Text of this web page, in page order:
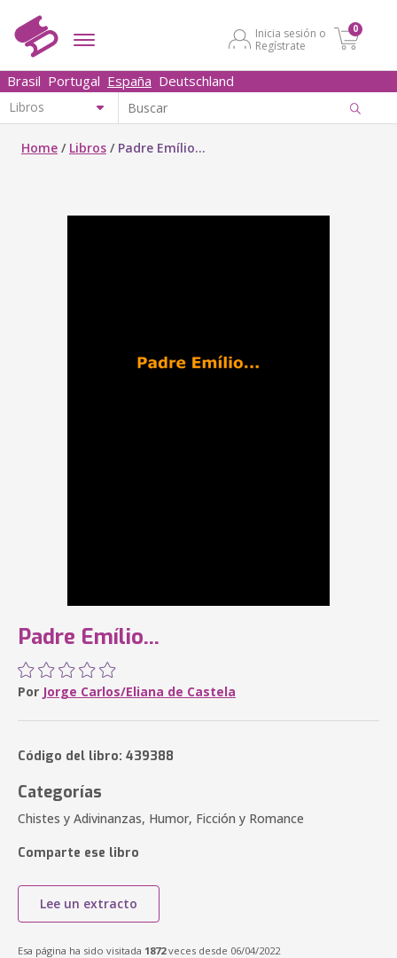
Inicia sesión o
Regístrate
0
Brasil Portugal España Deutschland
Home / Libros / Padre Emílio...
Padre Emílio...
Por Jorge Carlos/Eliana de Castela
Código del libro: 439388
Categorías
Chistes y Adivinanzas, Humor, Ficción y Romance
Comparte ese libro
Lee un extracto
Esa página ha sido visitada 1872veces desde 06/04/2022